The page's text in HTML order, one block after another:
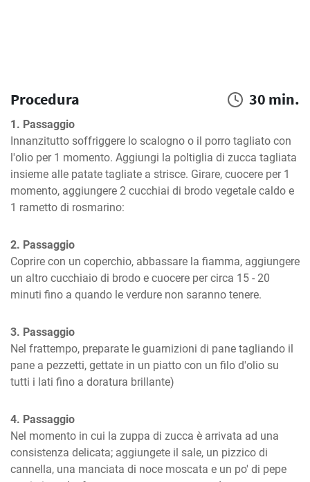
Procedura 30 min.
1. Passaggio
Innanzitutto soffriggere lo scalogno o il porro tagliato con
l'olio per 1 momento. Aggiungi la poltiglia di zucca tagliata
insieme alle patate tagliate a strisce. Girare, cuocere per 1
momento, aggiungere 2 cucchiai di brodo vegetale caldo e
1 rametto di rosmarino:
2. Passaggio
Coprire con un coperchio, abbassare la fiamma, aggiungere
un altro cucchiaio di brodo e cuocere per circa 15 - 20
minuti fino a quando le verdure non saranno tenere.
3. Passaggio
Nel frattempo, preparate le guarnizioni di pane tagliando il
pane a pezzetti, gettate in un piatto con un filo d'olio su
tutti i lati fino a doratura brillante)
4. Passaggio
Nel momento in cui la zuppa di zucca è arrivata ad una
consistenza delicata; aggiungete il sale, un pizzico di
cannella, una manciata di noce moscata e un po' di pepe